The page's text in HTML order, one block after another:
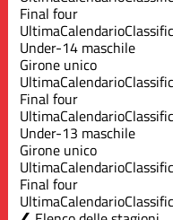
Final four
UltimaCalendario
Under-14 maschile
Girone unico
UltimaCalendario
Final four
UltimaCalendario
Under-13 maschile
Girone unico
UltimaCalendario
Final four
UltimaCalendario